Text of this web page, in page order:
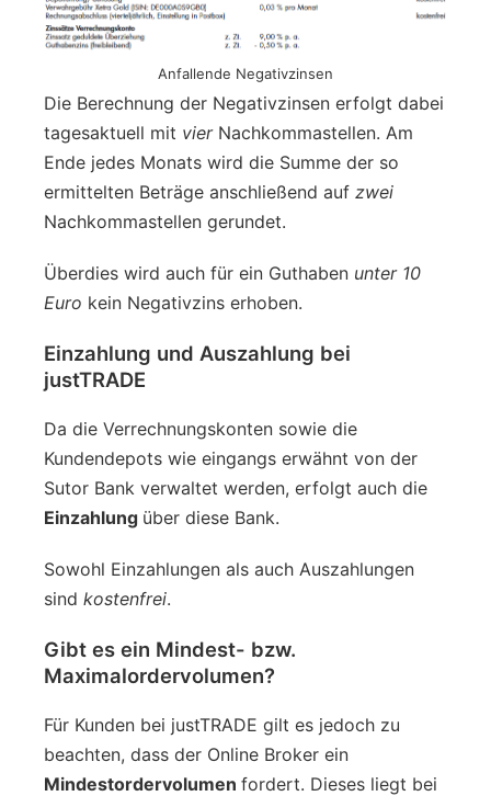
Anfallende Negativzinsen
Die Berechnung der Negativzinsen erfolgt dabei
tagesaktuell mit vier Nachkommastellen. Am
Ende jedes Monats wird die Summe der so
ermittelten Beträge anschließend auf zwei
Nachkommastellen gerundet.
Überdies wird auch für ein Guthaben unter 10
Euro kein Negativzins erhoben.
Einzahlung und Auszahlung bei
justTRADE
Da die Verrechnungskonten sowie die
Kundendepots wie eingangs erwähnt von der
Sutor Bank verwaltet werden, erfolgt auch die
Einzahlung über diese Bank.
Sowohl Einzahlungen als auch Auszahlungen
sind kostenfrei.
Gibt es ein Mindest- bzw.
Maximalordervolumen?
Für Kunden bei justTRADE gilt es jedoch zu
beachten, dass der Online Broker ein
Mindestordervolumen fordert. Dieses liegt bei